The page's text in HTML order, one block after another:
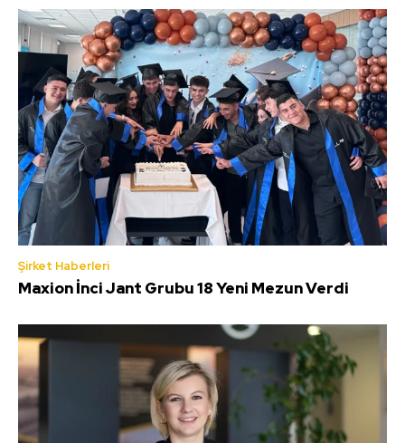
Şirket Haberleri
Maxion İnci Jant Grubu 18 Yeni Mezun Verdi